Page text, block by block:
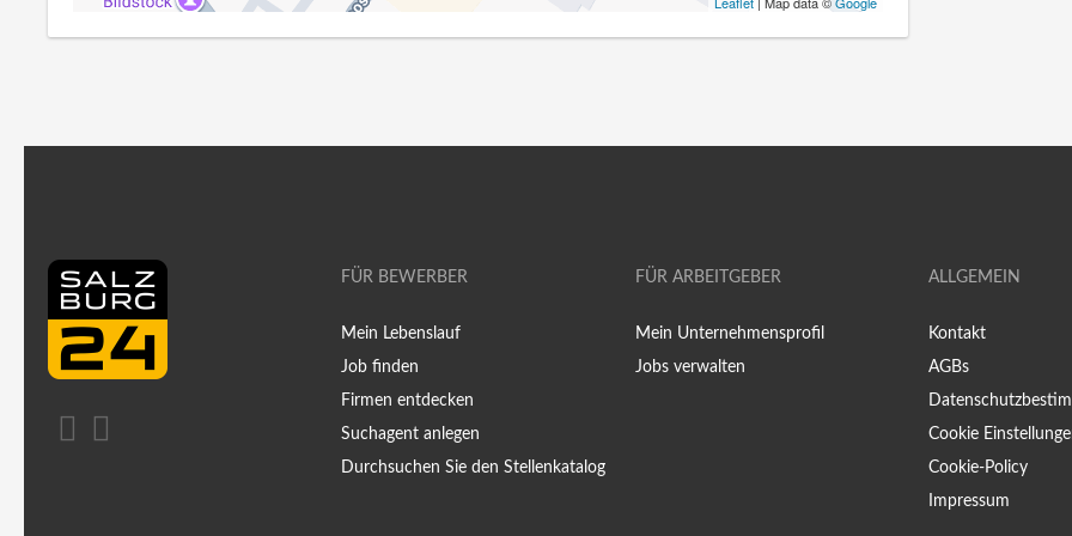
FÜR BEWERBER
Mein Lebenslauf
Job finden
Firmen entdecken
Suchagent anlegen
Durchsuchen Sie den Stellenkatalog
FÜR ARBEITGEBER
Mein Unternehmensprofil
Jobs verwalten
ALLGEMEIN
Kontakt
AGBs
Cookie
Cookie-Policy
Impressum